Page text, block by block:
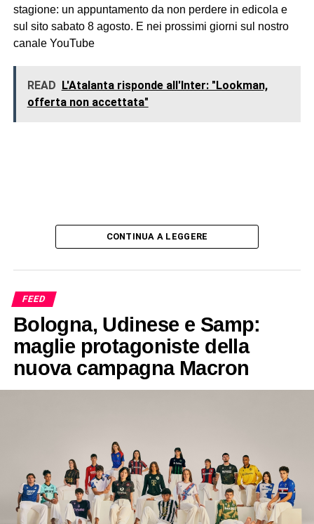
stagione: un appuntamento da non perdere in edicola e
sul sito sabato 8 agosto. E nei prossimi giorni sul nostro
canale YouTube
READ L'Atalanta risponde all'Inter: "Lookman,
offerta non accettata"
CONTINUA A LEGGERE
FEED
Bologna, Udinese e Samp:
maglie protagoniste della
nuova campagna Macron